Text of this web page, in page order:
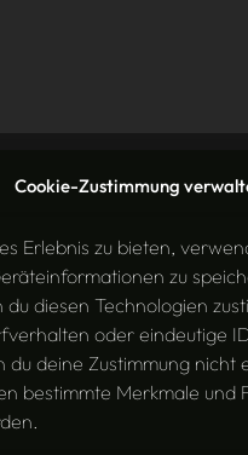
Cookie-Zustimmung
Erlebnis zu bieten,
zu
diesen Technologien
oder eindeutige
du deine Zustimmung nicht
bestimmte Merkmale und